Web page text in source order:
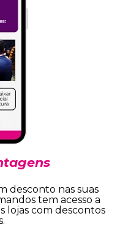
desconto nas suas
tem acesso a
lojas com descontos